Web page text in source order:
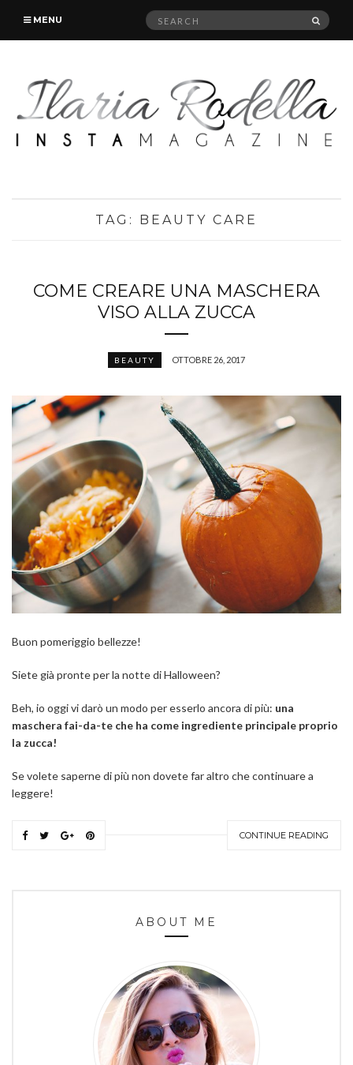
MENU
Search
TAG: BEAUTY CARE
COME CREARE UNA MASCHERA
VISO ALLA ZUCCA
BEAUTY OTTOBRE 26, 2017
Buon pomeriggio bellezze!
Siete già pronte per la notte di Halloween?
Beh, io oggi vi darò un modo per esserlo ancora di più: una
maschera fai-da-te che ha come ingrediente principale proprio
la zucca!
Se volete saperne di più non dovete far altro che continuare a
leggere!
CONTINUE READING
ABOUT ME